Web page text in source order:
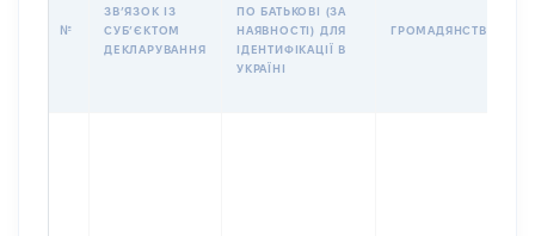
№
ЗВʼЯЗОК ІЗ
СУБʼЄКТОМ
ДЕКЛАРУВАННЯ
ПО БАТЬКОВІ (ЗА
НАЯВНОСТІ) ДЛЯ
ІДЕНТИФІКАЦІЇ В
УКРАЇНІ
ГРОМАДЯНСТВО